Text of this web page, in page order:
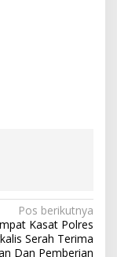
Pos berikutnya
Kasat Polres
Serah Terima
Dan Pemberian